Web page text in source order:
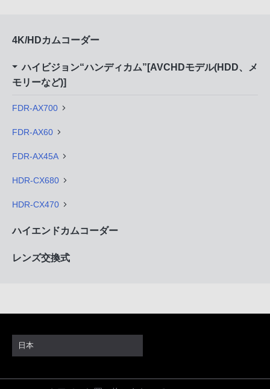
4K/HDカムコーダー
ハイビジョン“ハンディカム”[AVCHDモデル(HDD、メ
モリーなど)]
FDR-AX700
FDR-AX60
FDR-AX45A
HDR-CX680
HDR-CX470
ハイエンドカムコーダー
レンズ交換式
日本